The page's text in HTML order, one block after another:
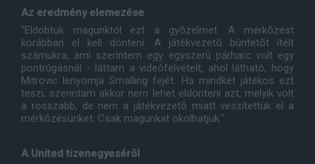
Az eredmény elemezése
"Eldobtuk magunktól ezt a gyõzelmet. A mérkõzést
korábban el kell dönteni. A játékvezetõ büntetõt ítélt
számukra, ami szerintem egy egyszerû párharc volt egy
pontrúgásnál - láttam a videófelvételt, ahol látható, hogy
Mitrovic lenyomja Smalling fejét. Ha mindkét játékos ezt
teszi, szerintam akkor nem lehet eldönteni azt, melyik volt
a rosszabb, de nem a játékvezetõ miatt veszítettük el a
mérkõzésünket. Csak magunkat okolhatjuk."
A United tizenegyesérõl